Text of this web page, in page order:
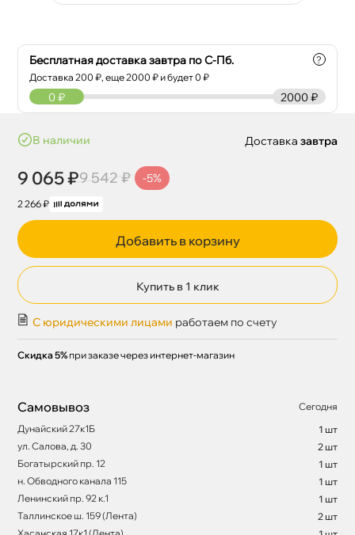
Бесплатная доставка завтра по С-Пб.
Доставка200 ₽, еще2000 ₽ и будет 0 ₽
?
2000 ₽
0 ₽
наличии
9 065 ₽9 542 ₽ -5%
2 266 ₽
Доставка завтра
Добавить в корзину
Купить в 1 клик
С юридическими лицами работаем по счету
Скидка 5% при заказе через интернет-магазин
Самовывоз
Сегодня
Дунайский 27к1Б
1 шт
ул. Салова, д. 30
2 шт
Богатырский пр. 12
1 шт
н. Обводного канала 115
1 шт
Ленинский пр. 92 к.1
1 шт
Таллинское ш. 159 (Лента)
2 шт
Хасанская 17к1 (Лента)